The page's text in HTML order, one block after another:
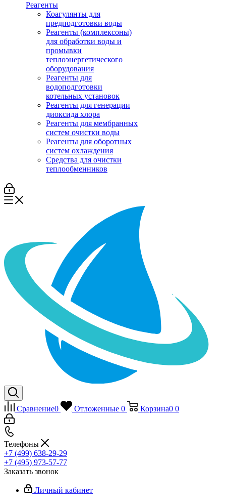
Реагенты
Коагулянты для
предподготовки воды
Реагенты (комплексоны)
для обработки воды и
промывки
теплоэнергетического
оборудования
Реагенты для
водоподготовки
котельных установок
Реагенты для генерации
диоксида хлора
Реагенты для мембранных
систем очистки воды
Реагенты для оборотных
систем охлаждения
Средства для очистки
теплообменников
Сравнение0 Отложенные 0 Корзина0 0
Телефоны
+7 (499) 638-29-29
+7 (495) 973-57-77
Заказать звонок
Личный кабинет